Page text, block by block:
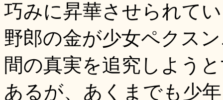
巧みに昇華させられて
野郎の金が少女ペクス
間の真実を追究しよう
あるが、あくまでも少